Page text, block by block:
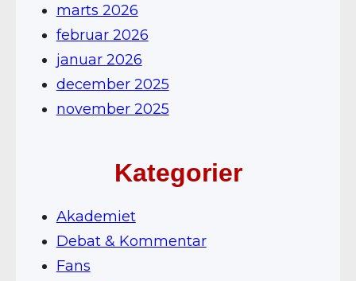
marts 2026
februar 2026
januar 2026
december 2025
november 2025
Kategorier
Akademiet
Debat & Kommentar
Fans